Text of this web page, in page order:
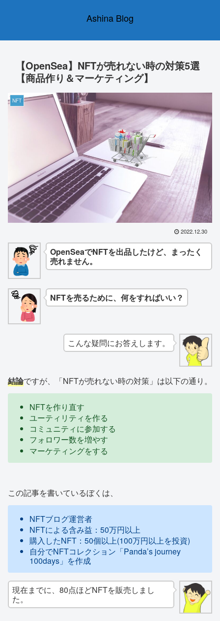
Ashina Blog
【OpenSea】NFTが売れない時の対策5選
【商品作り＆マーケティング】
NFT
2022.12.30
OpenSeaでNFTを出品したけど、まったく
売れません。
NFTを売るために、何をすればいい？
こんな疑問にお答えします。
結論ですが、「NFTが売れない時の対策」は以下の通り。
NFTを作り直す
ユーティリティを作る
コミュニティに参加する
フォロワー数を増やす
マーケティングをする
この記事を書いているぼくは、
NFTブログ運営者
NFTによる含み益：50万円以上
購入したNFT：50個以上(100万円以上を投資)
自分でNFTコレクション「Panda’s journey
100days」を作成
現在までに、80点ほどNFTを販売しまし
た。